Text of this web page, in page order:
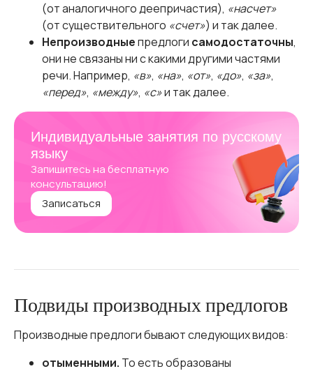
(от аналогичного деепричастия), «насчет»
(от существительного «счет») и так далее.
Непроизводныепредлоги самодостаточны,
они не связаны ни с какими другими частями
речи. Например, «в», «на», «от», «до», «за»,
«перед», «между», «с»и так далее.
Индивидуальные занятия по русскому
языку
Запишитесь на бесплатную
консультацию!
Записаться
Подвиды производных предлогов
Производные предлоги бывают следующих видов:
отыменными. То есть образованы